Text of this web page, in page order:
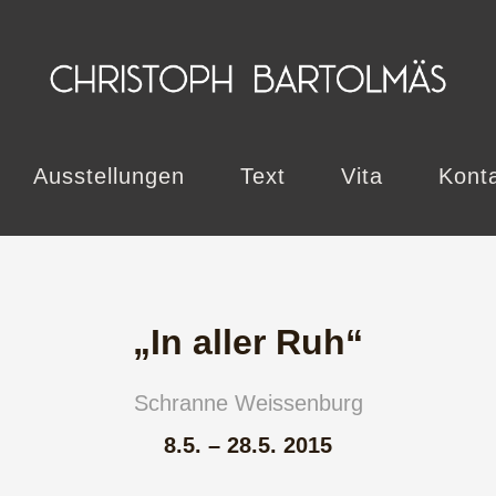
Ausstellungen Text Vita
„In aller Ruh“
Schranne Weissenburg
8.5. – 28.5. 2015